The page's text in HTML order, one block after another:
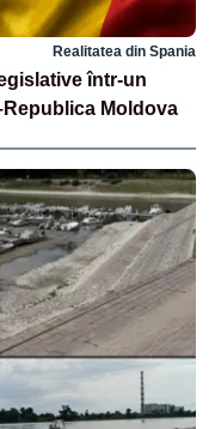
Realitatea din Spania
într-un
Moldova